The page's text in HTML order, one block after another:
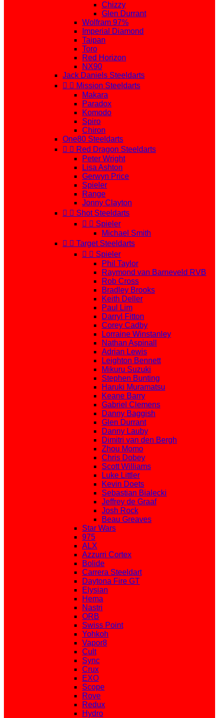
Chizzy
Glen Durrant
Wolfram 97%
Imperial Diamond
Taipan
Toro
Red Horizon
NX90
Jack Daniels Steeldarts
  Mission Steeldarts
Makara
Paradox
Komodo
Spiro
Chiron
One80 Steeldarts
  Red Dragon Steeldarts
Peter Wright
Lisa Ashton
Gerwyn Price
Spieler
Range
Jonny Clayton
  Shot Steeldarts
  Spieler
Michael Smith
  Target Steeldarts
  Spieler
Phil Taylor
Raymond van Barneveld RVB
Rob Cross
Bradley Brooks
Keith Deller
Paul Lim
Darryl Fitton
Corey Cadby
Lorraine Winstanley
Nathan Aspinall
Adrian Lewis
Leighton Bennett
Mikuru Suzuki
Stephen Bunting
Haruki Muramatsu
Keane Barry
Gabriel Clemens
Danny Baggish
Glen Durrant
Danny Lauby
Dimitri van den Bergh
Zhou Momo
Chris Dobey
Scott Williams
Luke Littler
Kevin Doets
Sebastian Bialecki
Jeffrey de Graaf
Josh Rock
Beau Greaves
Star Wars
975
ALX
Azzurri Cortex
Bolide
Carrera Steeldart
Daytona Fire GT
Elysian
Hema
Nastri
ORB
Swiss Point
Yohkoh
Vapor8
Cult
Sync
Crux
EXO
Scope
Rove
Redux
Hydro